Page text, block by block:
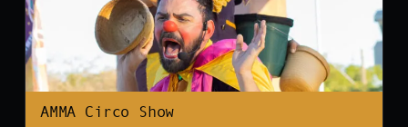
AMMA Circo Show